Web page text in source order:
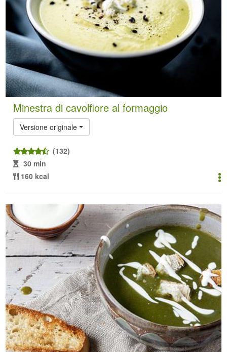
Minestra di cavolfiore al formaggio
Versione originale
(132)
30 min
160 kcal